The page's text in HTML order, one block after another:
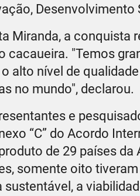
Miranda, a
cacaueira. "Temos
alto nível de
no mundo", declarou.
e
“C” do Acordo
de 29 países
somente oito
a